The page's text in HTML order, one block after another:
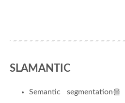
SLAMANTIC
Semantic segmentation